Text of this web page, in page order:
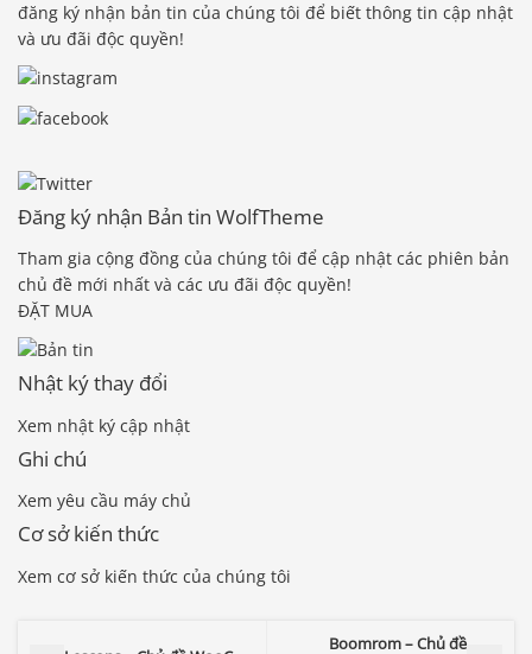
đăng ký nhận bản tin của chúng tôi để biết thông tin cập nhật
và ưu đãi độc quyền!
Đăng ký nhận Bản tin WolfTheme
Tham gia cộng đồng của chúng tôi để cập nhật các phiên bản
chủ đề mới nhất và các ưu đãi độc quyền!
ĐẶT MUA
Nhật ký thay đổi
Xem nhật ký cập nhật
Ghi chú
Xem yêu cầu máy chủ
Cơ sở kiến ​​thức
Xem cơ sở kiến ​​thức của chúng tôi
Boomrom – Chủ đề